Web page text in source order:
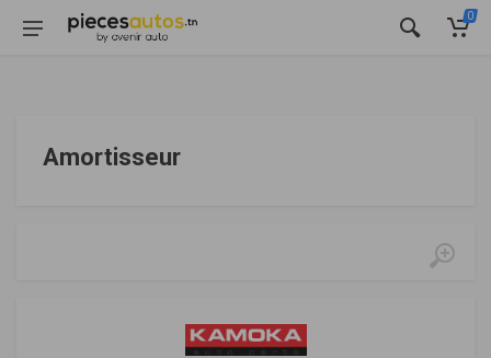
0
Amortisseur